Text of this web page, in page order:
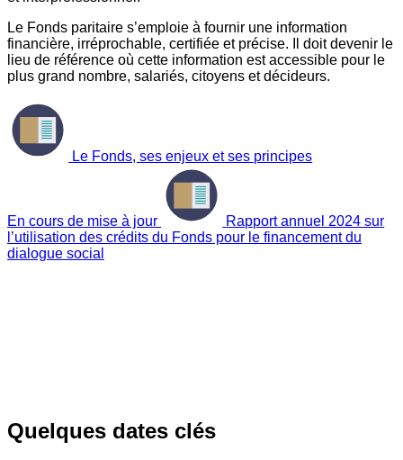
Le Fonds paritaire s’emploie à fournir une information
financière, irréprochable, certifiée et précise. Il doit devenir le
lieu de référence où cette information est accessible pour le
plus grand nombre, salariés, citoyens et décideurs.
Le Fonds, ses enjeux et ses principes
En cours de mise à jour
Rapport annuel 2024 sur
l’utilisation des crédits du Fonds pour le financement du
dialogue social
Quelques dates clés